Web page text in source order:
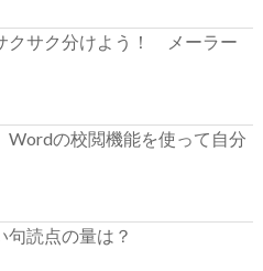
クサク分けよう！ メーラー
の校閲機能を使って自分
句読点の量は？